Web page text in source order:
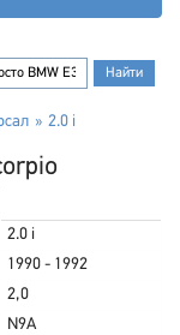
2.0 i
2.0 i
1990 - 1992
2,0
N9A